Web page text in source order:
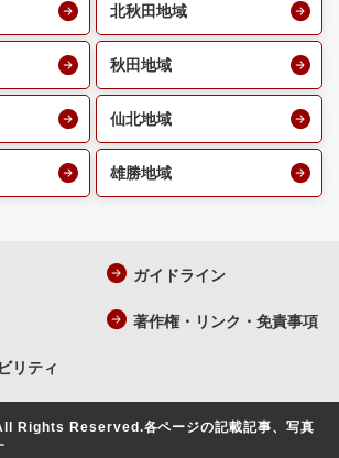
北秋田地域
秋田地域
仙北地域
雄勝地域
ガイドライン
著作権・リンク・免責事項
リティ
Rights Reserved.各ページの記載記事、写真